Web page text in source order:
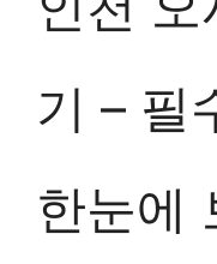
기 – 필
한눈에